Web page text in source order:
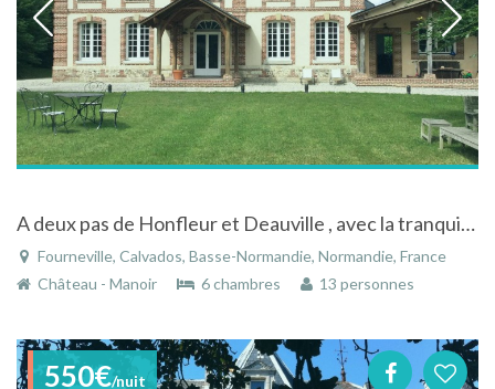
A deux pas de Honfleur et Deauville , avec la tranquillité de la campagne
Fourneville, Calvados, Basse-Normandie, Normandie, France
Château - Manoir
6 chambres 13 personnes
550€/nuit